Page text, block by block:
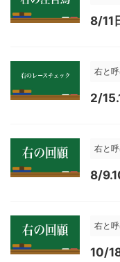
8/11
右と
2/
右と
8/
右と
10/